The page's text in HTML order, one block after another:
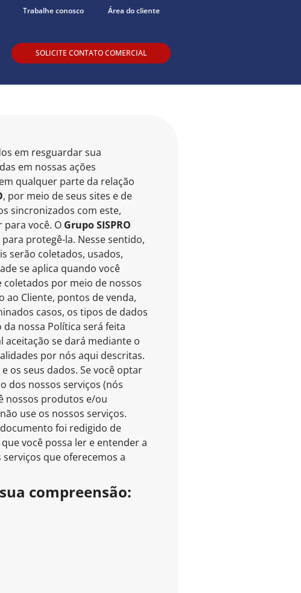
Trabalhe conosco Área do cliente
SOLICITE CONTATO COMERCIAL
em resguardar sua
em nossas ações
qualquer parte da relação
, por meio de seus sites e de
sincronizados com este,
você. O Grupo SISPRO
protegê-la. Nesse sentido,
serão coletados, usados,
se aplica quando você
coletados por meio de nossos
ao Cliente, pontos de venda,
casos, os tipos de dados
nossa Política será feita
se dará mediante o
por nós aqui descritas.
os seus dados. Se você optar
dos nossos serviços (nós
nossos produtos e/ou
use os nossos serviços.
foi redigido de
você possa ler e entender a
que oferecemos a
compreensão: